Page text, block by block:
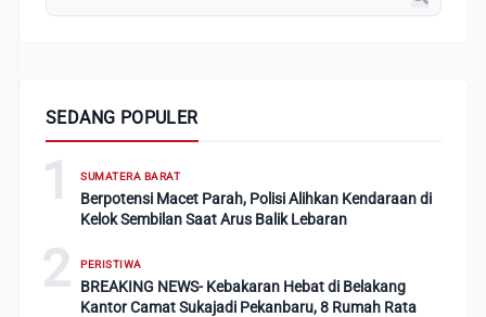
SEDANG POPULER
1 SUMATERA BARAT
Berpotensi Macet Parah, Polisi Alihkan Kendaraan di
Kelok Sembilan Saat Arus Balik Lebaran
2 PERISTIWA
BREAKING NEWS- Kebakaran Hebat di Belakang
Kantor Camat Sukajadi Pekanbaru, 8 Rumah Rata